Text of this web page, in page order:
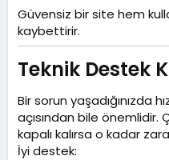
Güvensiz bir site hem
kaybettirir.
Teknik Destek
Bir sorun yaşadığınızda
açısından bile önemlidir.
kapalı kalırsa o kadar
İyi destek: